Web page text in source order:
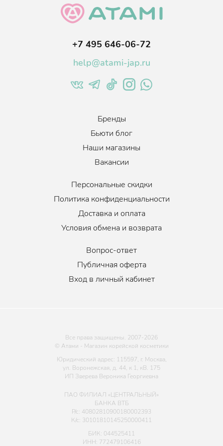
возвращается сила волос, за счет наличия пектина в
составе женьшеня, и выпадение становится редким.
Лимонная кислота регулирует рН средства, делает
Обладает мягким отшелушивающим эффектом.
Благодаря сбалансированной формуле подходит для
+7 495 646-06-72
help@atami-jap.ru
Бренды
Бьюти блог
Наши магазины
Вакансии
Персональные скидки
Политика конфиденциальности
Доставка и оплата
Условия обмена и возврата
Вопрос-ответ
Публичная оферта
Вход в личный кабинет
Все права защищены. 2007-2026
© Атами - Магазин корейской косметики
Юридический адрес: 115597, г. Москва,
ул. Воронежская, д. 44, к 1, кВ. 175
ИП Зверева Вероника Георгиевна
ПАО ФИЛИАЛ «ЦЕНТРАЛЬНЫЙ»
БАНКА ВТБ
Р/с: 40802810900180002393
К/с: 30101810145250000411
БИК: 044525411
ИНН: 772479106416